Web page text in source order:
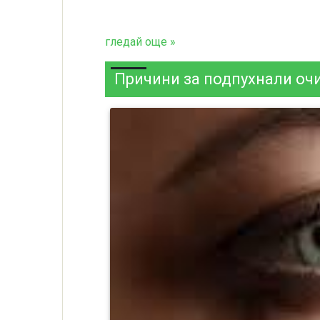
гледай още »
Причини за подпухнали